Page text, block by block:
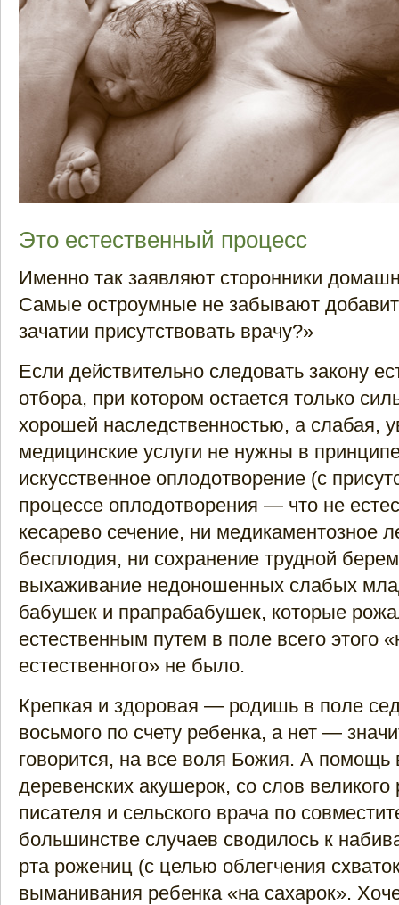
Это естественный процесс
Именно так заявляют сторонники
Самые остроумные не забывают
зачатии присутствовать врачу?»
Если действительно следовать закону
отбора, при котором остается только
хорошей наследственностью, а слабая,
медицинские услуги не нужны в
искусственное оплодотворение (с
процессе оплодотворения — что не
кесарево сечение, ни медикаментозное
бесплодия, ни сохранение трудной
выхаживание недоношенных слабых
бабушек и прапрабабушек, которые
естественным путем в поле всего этого
естественного» не было.
Крепкая и здоровая — родишь в поле
восьмого по счету ребенка, а нет —
говорится, на все воля Божия. А помощь
деревенских акушерок, со слов великого
писателя и сельского врача по
большинстве случаев сводилось к
рта рожениц (с целью облегчения
выманивания ребенка «на сахарок».